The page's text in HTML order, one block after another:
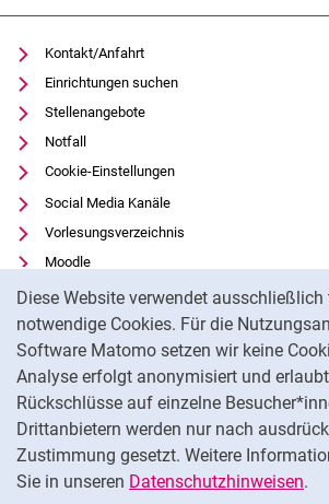
Diese Website verwendet ausschließlich
notwendige Cookies. Für die
Software Matomo setzen wir keine
Analyse erfolgt anonymisiert und
Rückschlüsse auf einzelne
Drittanbietern werden nur nach
Zustimmung gesetzt. Weitere
Sie in unseren Datenschutzhinweisen.
Kontakt/Anfahrt
Einrichtungen suchen
Stellenangebote
Notfall
Cookie-Einstellungen
Social Media Kanäle
Vorlesungsverzeichnis
Moodle
Panopto
Universitätsbibliothek
Datenschutz
Barrierefreiheit
Transparenter KI-Einsatz